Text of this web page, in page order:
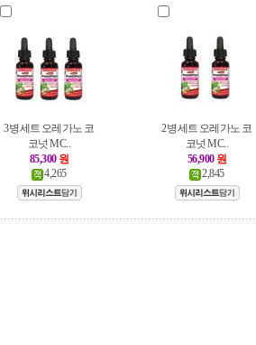
3병세트 오레가노 코
코넛 MC..
85,300 원
4,265
2병세트 오레가노 코
코넛 MC..
56,900 원
2,845